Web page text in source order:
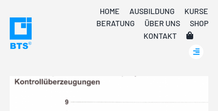
content
HOME AUSBILDUNG
KURSE
BERATUNG
ÜBER UNS
SHOP
KONTAKT